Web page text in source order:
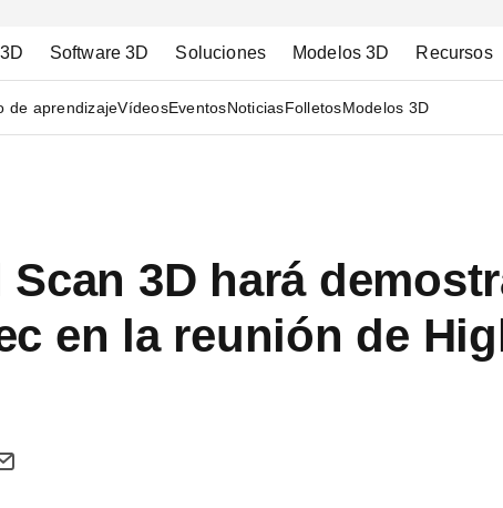
Software 3D Soluciones Modelos 3D Recursos
de aprendizajeVídeosEventosNoticiasFolletosModelos 3D
Scan 3D hará
en la reunión de